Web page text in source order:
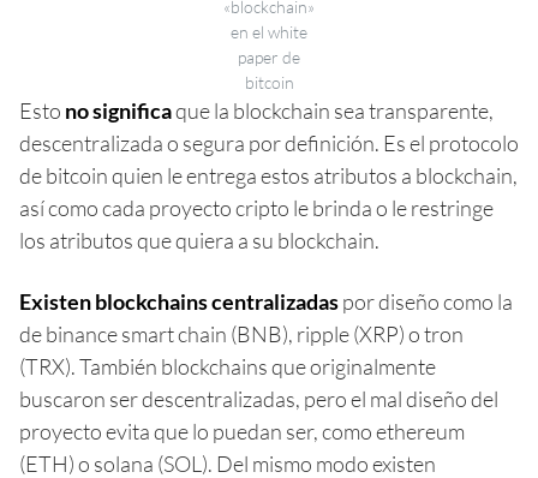
«blockchain»
en el white
paper de
bitcoin
Esto no significaque la blockchain sea transparente,
descentralizada o segura por definición. Es el protocolo
de bitcoin quien le entrega estos atributos a blockchain,
así como cada proyecto cripto le brinda o le restringe
los atributos que quiera a su blockchain.
Existen blockchains centralizadaspor diseño como la
de binance smart chain (BNB), ripple (XRP) o tron
(TRX). También blockchains que originalmente
buscaron ser descentralizadas, pero el mal diseño del
proyecto evita que lo puedan ser, como ethereum
(ETH) o solana (SOL). Del mismo modo existen